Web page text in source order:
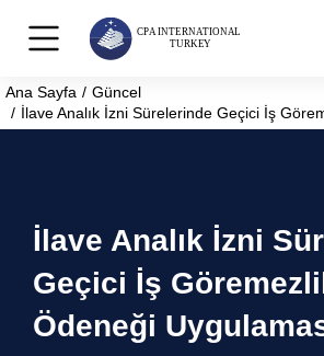
You are here:
Ana Sayfa
Güncel
İlave Analık İzni Sürelerinde Geçici İş
İlave Analık İzni
Geçici İş
Ödeneği